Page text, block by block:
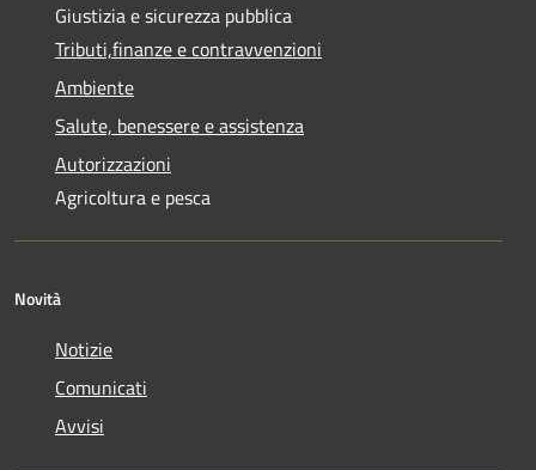
Giustizia e sicurezza pubblica
Tributi,finanze e contravvenzioni
Ambiente
Salute, benessere e assistenza
Autorizzazioni
Agricoltura e pesca
Novità
Notizie
Comunicati
Avvisi